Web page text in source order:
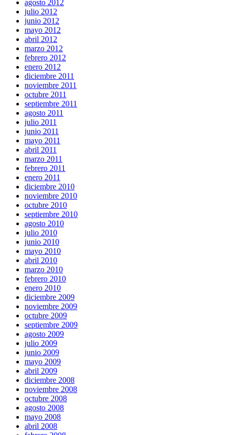
agosto 2012
julio 2012
junio 2012
mayo 2012
abril 2012
marzo 2012
febrero 2012
enero 2012
diciembre 2011
noviembre 2011
octubre 2011
septiembre 2011
agosto 2011
julio 2011
junio 2011
mayo 2011
abril 2011
marzo 2011
febrero 2011
enero 2011
diciembre 2010
noviembre 2010
octubre 2010
septiembre 2010
agosto 2010
julio 2010
junio 2010
mayo 2010
abril 2010
marzo 2010
febrero 2010
enero 2010
diciembre 2009
noviembre 2009
octubre 2009
septiembre 2009
agosto 2009
julio 2009
junio 2009
mayo 2009
abril 2009
diciembre 2008
noviembre 2008
octubre 2008
agosto 2008
mayo 2008
abril 2008